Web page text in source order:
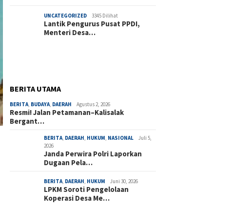
UNCATEGORIZED 3345 Dilihat
Lantik Pengurus Pusat PPDI,
Menteri Desa…
BERITA UTAMA
BERITA, BUDAYA, DAERAH Agustus 2, 2026
Resmi! Jalan Petamanan–Kalisalak
Bergant…
BERITA, DAERAH, HUKUM, NASIONAL
Juli 5,
2026
Janda Perwira Polri Laporkan
Dugaan Pela…
BERITA, DAERAH, HUKUM Juni 30, 2026
LPKM Soroti Pengelolaan
Koperasi Desa Me…